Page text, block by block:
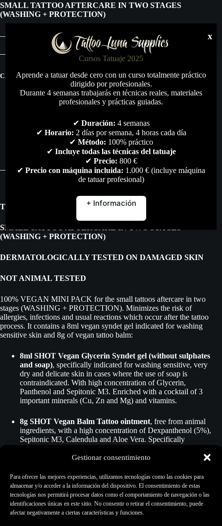
Gestionar consentimiento
Para ofrecer las mejores experiencias, utilizamos tecnologías como las cookies para
almacenar y/o acceder a la información del dispositivo. El consentimiento de estas
tecnologías nos permitirá procesar datos como el comportamiento de navegación o las
identificaciones únicas en este sitio. No consentir o retirar el consentimiento, puede
afectar negativamente a ciertas características y funciones.
SMALL TATTOO AFTERCARE IN TWO STAGES
(WASHING + PROTECTION)
CATEGORÍA:TODO
Descripción
Valoraciones (0)
THE SHOTS- 100 % VEGAN MINI PACK
SMALL TATTOO AFTERCARE IN TWO STAGES
(WASHING + PROTECTION)
DERMATOLOGICALLY TESTED ON DAMAGED SKIN
NOT ANIMAL TESTED
100% VEGAN MINI PACK for the small tattoos aftercare in two
stages (WASHING + PROTECTION). Minimizes the risk of
allergies, infections and usual reactions which occur after the tattoo
process. It contains a 8ml vegan syndet gel indicated for washing
sensitive skin and 8g of vegan tattoo balm:
8ml SHOT Vegan Glycerin Syndet gel (without sulphates
and soap), specifically indicated for washing sensitive, very
dry and delicate skin in cases where the use of soap is
contraindicated. With high concentration of Glycerin,
Panthenol and Sepitonic M3. Enriched with a cocktail of 3
important minerals (Cu, Zn and Mg) and vitamins.
8g SHOT Vegan Balm Tattoo ointment, free from animal
ingredients, with a high concentration of Dexpanthenol (5%),
Sepitonic M3, Calendula and Aloe Vera. Specifically
more natural way. Improve skin regeneration, moisturises,
original tattoo colour. Provides a cocktail of 3 important
minerals (Cu, Zn and Mg) for the skin, originally combined
with organic anions (Aspartate and Gluconate), wich provides
the ideal vector to transport the minerals and thereby improve
epidermis absorption. It is also suitable for very dry and
Cursos Tatuaje 2025
Aprende a tatuar desde cero con un curso totalmente práctico
dirigido por profesionales.
Durante 4 semanas trabajarás en técnicas reales, materiales
profesionales y prácticas guiadas.
✔ Duración: 4 semanas
✔ Horario: 2 días por semana, 4 horas cada día
✔ Método: 100% práctico
✔ Incluye todas las técnicas del tatuaje
✔ Precio: 800 €
✔ Precio con máquina incluida: 1.000 € (incluye máquina
de tatuar profesional)
+ Información
x